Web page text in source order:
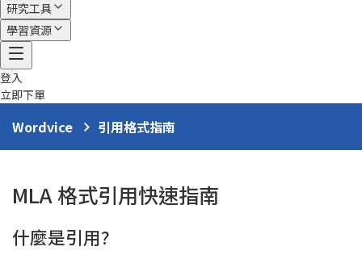
研究工具
學習資源
登入
立即下單
Wordvice 引用格式指南
MLA 格式引用快速指南
什麼是引用?